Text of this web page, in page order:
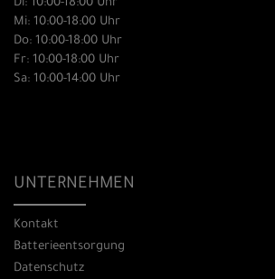
Di: 10:00-18:00 Uhr
Mi: 10:00-18:00 Uhr
Do: 10:00-18:00 Uhr
Fr: 10:00-18:00 Uhr
Sa: 10:00-14:00 Uhr
UNTERNEHMEN
Kontakt
Batterieentsorgung
Datenschutz